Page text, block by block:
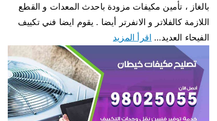
بالغاز ، تأمين مكيفات مزودة باحدث المعدات و القطع
اللازمة كالفلاتر و الانفرتر أيضا . يقوم ايضا فني تكييف
الفيحاء العديد… اقرأ المزيد